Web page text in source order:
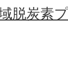
脱炭素